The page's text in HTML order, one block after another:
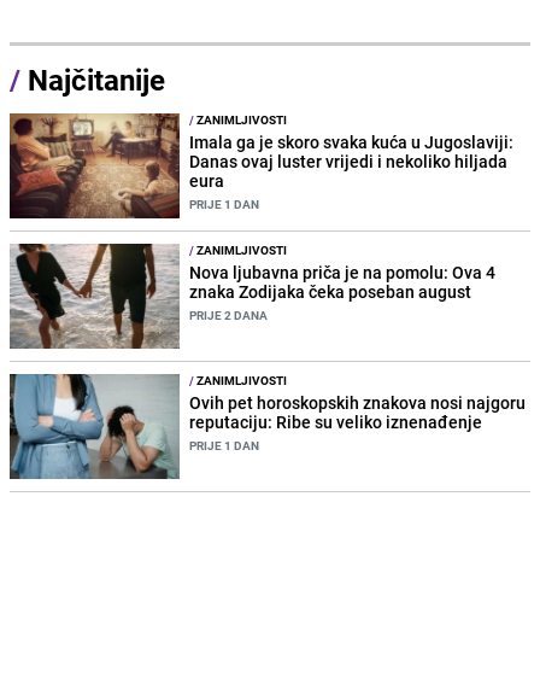
/ Najčitanije
/ZANIMLJIVOSTI
Imala ga je skoro svaka kuća u Jugoslaviji:
Danas ovaj luster vrijedi i nekoliko hiljada
eura
PRIJE 1 DAN
/ZANIMLJIVOSTI
Nova ljubavna priča je na pomolu: Ova 4
znaka Zodijaka čeka poseban august
PRIJE 2 DANA
/ZANIMLJIVOSTI
Ovih pet horoskopskih znakova nosi najgoru
reputaciju: Ribe su veliko iznenađenje
PRIJE 1 DAN